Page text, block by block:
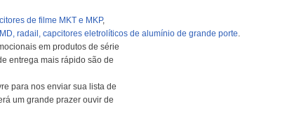
de filme MKT e MKP,
radail, capcitores eletrolíticos de alumínio de grande porte
em produtos de série
entrega mais rápido são de
para nos enviar sua lista de
um grande prazer ouvir de